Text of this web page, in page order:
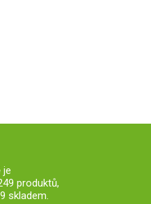
je
produktů,
skladem.